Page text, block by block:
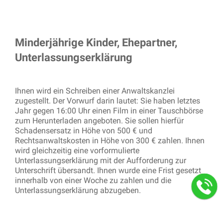
Minderjährige Kinder, Ehepartner,
Unterlassungserklärung
Ihnen wird ein Schreiben einer Anwaltskanzlei
zugestellt. Der Vorwurf darin lautet: Sie haben letztes
Jahr gegen 16:00 Uhr einen Film in einer Tauschbörse
zum Herunterladen angeboten. Sie sollen hierfür
Schadensersatz in Höhe von 500 € und
Rechtsanwaltskosten in Höhe von 300 € zahlen. Ihnen
wird gleichzeitig eine vorformulierte
Unterlassungserklärung mit der Aufforderung zur
Unterschrift übersandt. Ihnen wurde eine Frist gesetzt
innerhalb von einer Woche zu zahlen und die
Unterlassungserklärung abzugeben.